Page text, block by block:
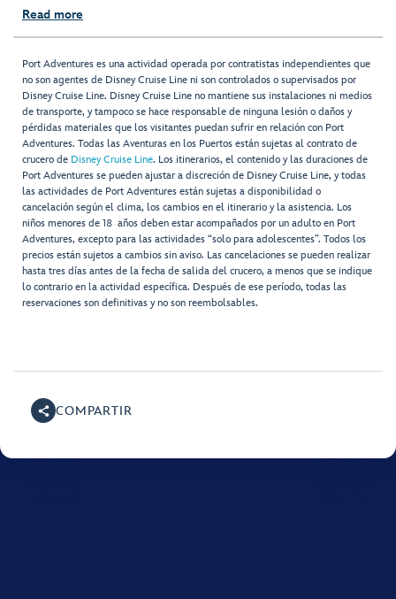
Read more
Port Adventures es una actividad operada por contratistas independientes que
no son agentes de Disney Cruise Line ni son controlados o supervisados por
Disney Cruise Line. Disney Cruise Line no mantiene sus instalaciones ni medios
de transporte, y tampoco se hace responsable de ninguna lesión o daños y
pérdidas materiales que los visitantes puedan sufrir en relación con Port
Adventures. Todas las Aventuras en los Puertos están sujetas al contrato de
crucero de Disney Cruise Line. Los itinerarios, el contenido y las duraciones de
Port Adventures se pueden ajustar a discreción de Disney Cruise Line, y todas
las actividades de Port Adventures están sujetas a disponibilidad o
cancelación según el clima, los cambios en el itinerario y la asistencia. Los
niños menores de 18 años deben estar acompañados por un adulto en Port
Adventures, excepto para las actividades “solo para adolescentes”. Todos los
precios están sujetos a cambios sin aviso. Las cancelaciones se pueden realizar
hasta tres días antes de la fecha de salida del crucero, a menos que se indique
lo contrario en la actividad específica. Después de ese período, todas las
reservaciones son definitivas y no son reembolsables.
COMPARTIR